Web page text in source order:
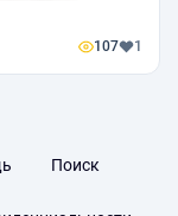
107 1
Поиск